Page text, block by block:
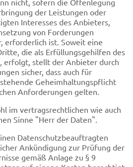
der Leistungen oder
Interesses des Anbieters,
von Forderungen
erforderlich ist. Soweit eine
die als Erfüllungsgehilfen des
erfolgt, stellt der Anbieter durch
sicher, dass auch für
Geheimhaltungspflicht
Anforderungen gelten.
im vertragsrechtlichen wie auch
Sinne "Herr der Daten".
Datenschutzbeauftragten
Ankündigung zur Prüfung der
gemäß Anlage zu § 9